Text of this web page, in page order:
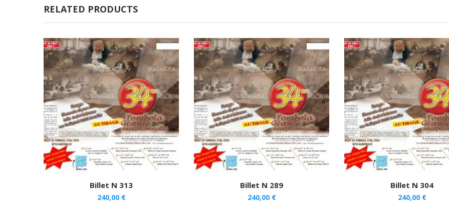
RELATED PRODUCTS
Billet N 313
240,00 €
Billet N 289
240,00 €
Billet N 304
240,00 €